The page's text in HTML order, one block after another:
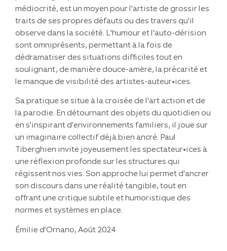
médiocrité, est un moyen pour l'artiste de grossir les
traits de ses propres défauts ou des travers qu'il
observe dans la société. L'humour et l'auto-dérision
sont omniprésents, permettant à la fois de
dédramatiser des situations difficiles tout en
soulignant, de manière douce-amère, la précarité et
le manque de visibilité des artistes-auteur•ices.
Sa pratique se situe à la croisée de l'art action et de
la parodie. En détournant des objets du quotidien ou
en s'inspirant d'environnements familiers, il joue sur
un imaginaire collectif déjà bien ancré. Paul
Tiberghien invite joyeusement les spectateur•ices à
une réflexion profonde sur les structures qui
régissent nos vies. Son approche lui permet d'ancrer
son discours dans une réalité tangible, tout en
offrant une critique subtile et humoristique des
normes et systèmes en place.
Émilie d’Ornano, Août 2024